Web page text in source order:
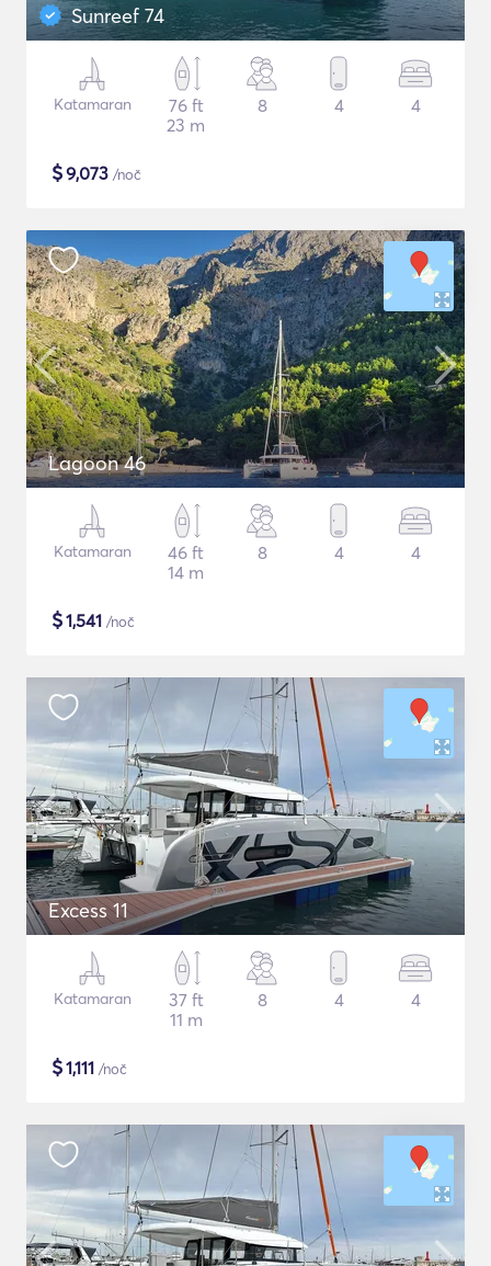
Sunreef 74
Katamaran
76 ft
23 m
8 4 4
$9,073 /noč
Lagoon 46
Katamaran
46 ft
14 m
8 4 4
$1,541 /noč
Excess 11
Katamaran
37 ft
11 m
8 4 4
$1,111 /noč